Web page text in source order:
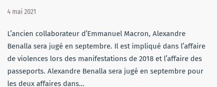
4 mai 2021
L’ancien collaborateur d’Emmanuel Macron, Alexandre
Benalla sera jugé en septembre. Il est impliqué dans l’affaire
de violences lors des manifestations de 2018 et l’affaire des
passeports. Alexandre Benalla sera jugé en septembre pour
les deux affaires dans…